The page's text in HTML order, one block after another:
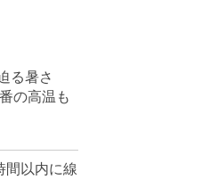
る暑さ
の高温も
間以内に線